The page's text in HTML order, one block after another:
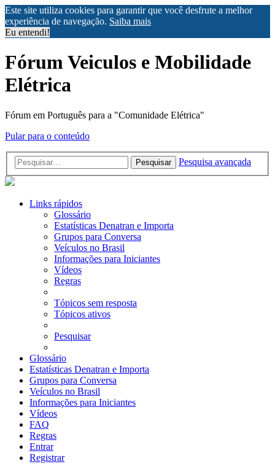
Este site utiliza cookies para garantir que você desfrute a melhor
experiência de navegação. Saiba mais
Eu entendi!
Fórum Veiculos e Mobilidade
Elétrica
Fórum em Português para a "Comunidade Elétrica"
Pular para o conteúdo
Pesquisar Pesquisa avançada
Links rápidos
Glossário
Estatísticas Denatran e Importa
Grupos para Conversa
Veículos no Brasil
Informações para Iniciantes
Vídeos
Regras
Tópicos sem resposta
Tópicos ativos
Pesquisar
Glossário
Estatísticas Denatran e Importa
Grupos para Conversa
Veículos no Brasil
Informações para Iniciantes
Vídeos
FAQ
Regras
Entrar
Registrar